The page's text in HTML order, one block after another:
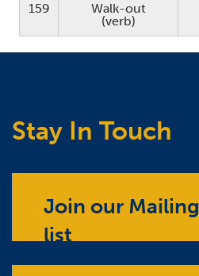
159
Walk-out
(verb)
Stay In Touch
Join our Mailing
list